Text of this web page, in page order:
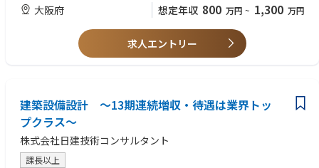
大阪府 想定年収 800 万円 ~ 1,300 万円
求人エントリー
建築設備設計 ～13期連続増収・待遇は業界トッ
プクラス～
株式会社日建技術コンサルタント
課長以上